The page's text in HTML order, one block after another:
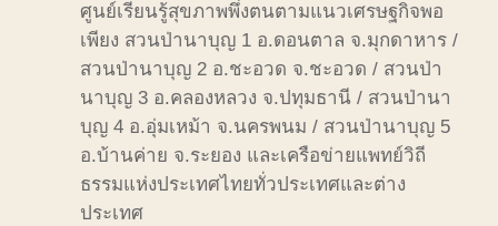
ศูนย์เรียนรู้สุขภาพพึ่งตนตามแนวเศรษฐกิจพอ
เพียง สวนป่านาบุญ 1 อ.ดอนตาล จ.มุกดาหาร /
สวนป่านาบุญ 2 อ.ชะอวด จ.ชะอวด / สวนป่า
นาบุญ 3 อ.คลองหลวง จ.ปทุมธานี / สวนป่านา
บุญ 4 อ.อุ่มเหม้า จ.นครพนม / สวนป่านาบุญ 5
อ.บ้านค่าย จ.ระยอง และเครือข่ายแพทย์วิถี
ธรรมแห่งประเทศไทยทั่วประเทศและต่าง
ประเทศ